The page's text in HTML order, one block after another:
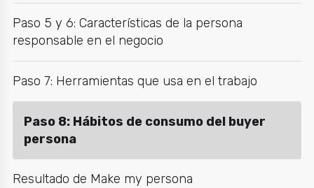
Paso 5 y 6: Características de la persona
responsable en el negocio
Paso 7: Herramientas que usa en el trabajo
Paso 8: Hábitos de consumo del buyer
persona
Resultado de Make my persona